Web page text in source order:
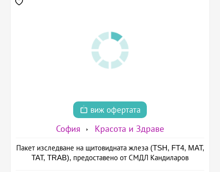
виж офертата
София Красота и Здраве
Пакет изследване на щитовидната жлеза (TSH, FT4, MAT,
TAT, TRAB), предоставено от СМДЛ Кандиларов